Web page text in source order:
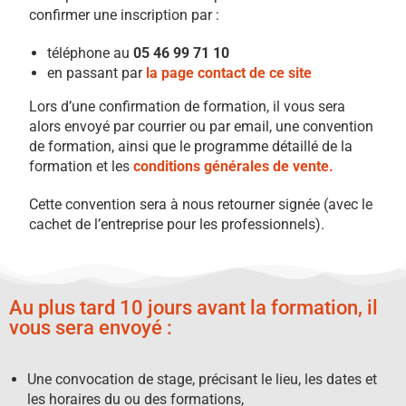
confirmer une inscription par :
téléphone au05 46 99 71 10
en passant par la page contact de ce site
Lors d’une confirmation de formation, il vous sera
alors envoyé par courrier ou par email, une convention
de formation, ainsi que le programme détaillé de la
formation et les conditions générales de vente.
Cette convention sera à nous retourner signée (avec le
cachet de l’entreprise pour les professionnels).
Au plus tard 10 jours avant la formation, il
vous sera envoyé :
Une convocation de stage, précisant le lieu, les dates et
les horaires du ou des formations,